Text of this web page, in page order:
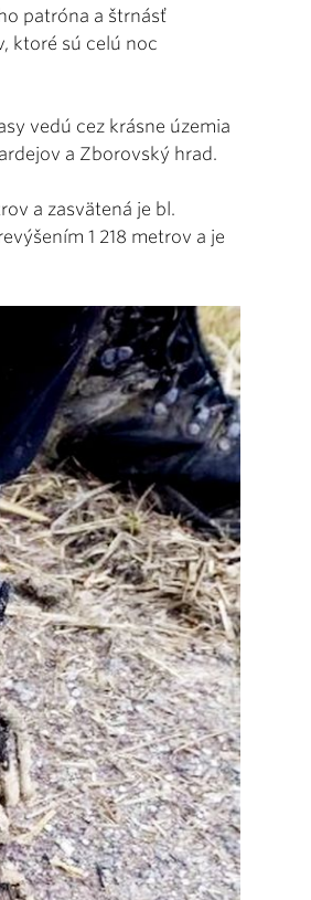
patróna a štrnásť
ktoré sú celú noc
vedú cez krásne územia
a Zborovský hrad.
a zasvätená je bl.
1 218 metrov a je